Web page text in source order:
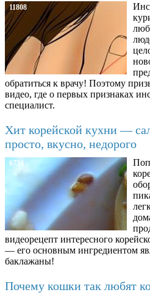
11808
обратиться к врачу! Поэтому
видео, где о первых признаках
специалист.
Хит корейской кухни —
просто, вкусно, недорого
6734
видеорецепт интересного
— его основным ингредиентом
баклажаны!
Почему кошки так любят